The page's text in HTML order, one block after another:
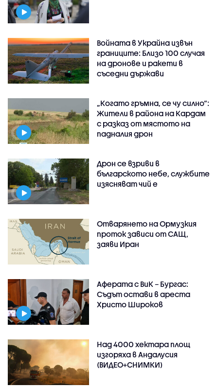
Войната в Украйна извън
границите: Близо 100 случая
на дронове и ракети в
съседни държави
„Когато гръмна, се чу силно“:
Жители в района на Кардам
с разказ от мястото на
падналия дрон
Дрон се взриви в
българското небе, службите
изясняват чий е
Отварянето на Ормузкия
проток зависи от САЩ,
заяви Иран
Аферата с ВиК – Бургас:
Съдът остави в ареста
Христо Широков
Над 4000 хектара площ
изгоряха в Андалусия
(ВИДЕО+СНИМКИ)